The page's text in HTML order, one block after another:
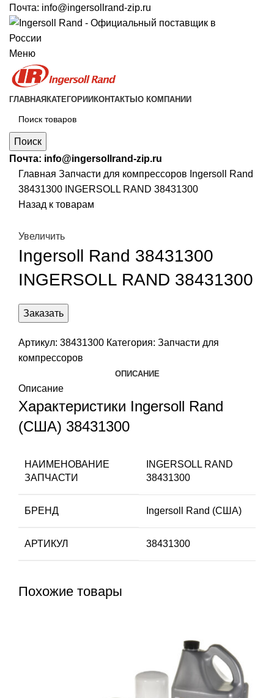
Почта: info@ingersollrand-zip.ru
Меню
ГЛАВНАЯ КАТЕГОРИИ КОНТАКТЫ О КОМПАНИИ
Поиск
Почта: info@ingersollrand-zip.ru
Главная Запчасти для компрессоров Ingersoll Rand
38431300 INGERSOLL RAND 38431300
Назад к товарам
Увеличить
Ingersoll Rand 38431300
INGERSOLL RAND 38431300
Заказать
Артикул: 38431300 Категория: Запчасти для
компрессоров
ОПИСАНИЕ
Описание
Характеристики Ingersoll Rand
(США) 38431300
НАИМЕНОВАНИЕ
ЗАПЧАСТИ
INGERSOLL RAND
38431300
БРЕНД Ingersoll Rand (США)
АРТИКУЛ 38431300
Похожие товары